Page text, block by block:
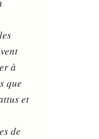
à
que
et
de